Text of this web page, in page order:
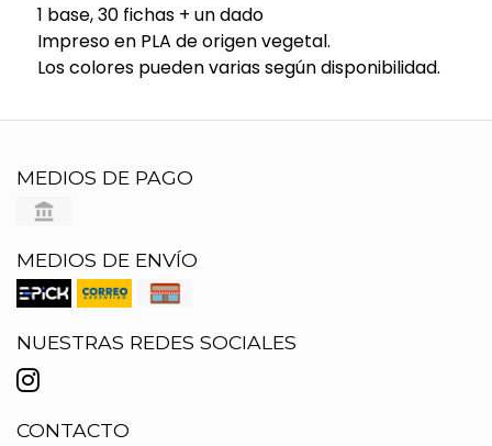
1 base, 30 fichas + un dado
Impreso en PLA de origen vegetal.
Los colores pueden varias según disponibilidad.
MEDIOS DE PAGO
MEDIOS DE ENVÍO
NUESTRAS REDES SOCIALES
CONTACTO